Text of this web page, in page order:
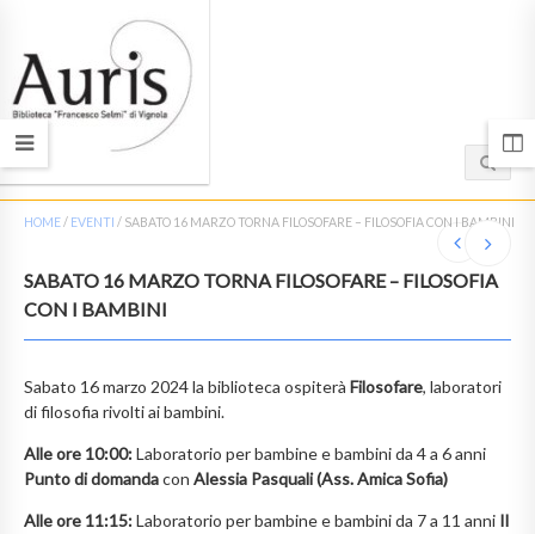
HOME/ EVENTI / SABATO 16 MARZO TORNA FILOSOFARE – FILOSOFIA CON I BAMBINI
SABATO 16 MARZO TORNA FILOSOFARE – FILOSOFIA
CON I BAMBINI
Sabato 16 marzo 2024 la biblioteca ospiterà Filosofare, laboratori
di filosofia rivolti ai bambini.
Alle ore 10:00:Laboratorio per bambine e bambini da 4 a 6 anni
Punto di domandacon Alessia Pasquali (Ass. Amica Sofia)
Alle ore 11:15:Laboratorio per bambine e bambini da 7 a 11 anni Il